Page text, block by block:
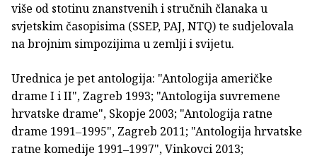
više od stotinu znanstvenih i stručnih članaka u
svjetskim časopisima (SSEP, PAJ, NTQ) te sudjelovala
na brojnim simpozijima u zemlji i svijetu.
Urednica je pet antologija: "Antologija američke
drame I i II", Zagreb 1993; "Antologija suvremene
hrvatske drame", Skopje 2003; "Antologija ratne
drame 1991‒1995", Zagreb 2011; "Antologija hrvatske
ratne komedije 1991‒1997", Vinkovci 2013;